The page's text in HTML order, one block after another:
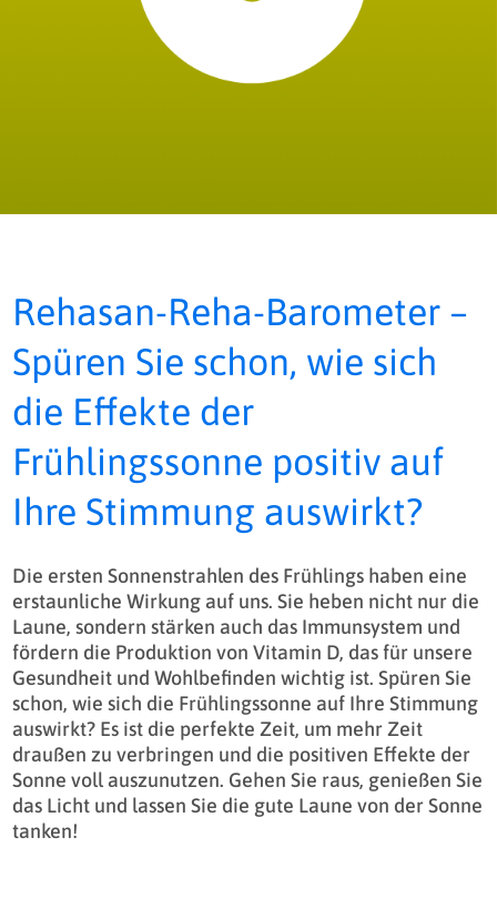
Rehasan-Reha-Barometer –
Spüren Sie schon, wie sich
die Effekte der
Frühlingssonne positiv auf
Ihre Stimmung auswirkt?
Die ersten Sonnenstrahlen des Frühlings haben eine
erstaunliche Wirkung auf uns. Sie heben nicht nur die
Laune, sondern stärken auch das Immunsystem und
fördern die Produktion von Vitamin D, das für unsere
Gesundheit und Wohlbefinden wichtig ist. Spüren Sie
schon, wie sich die Frühlingssonne auf Ihre Stimmung
auswirkt? Es ist die perfekte Zeit, um mehr Zeit
draußen zu verbringen und die positiven Effekte der
Sonne voll auszunutzen. Gehen Sie raus, genießen Sie
das Licht und lassen Sie die gute Laune von der Sonne
tanken!